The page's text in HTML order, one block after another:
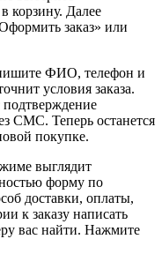
корзину. Далее
заказ» или
ФИО, телефон и
условия заказа.
подтверждение
СМС. Теперь останется
покупке.
выглядит
форму по
доставки, оплаты,
к заказу написать
вас найти. Нажмите